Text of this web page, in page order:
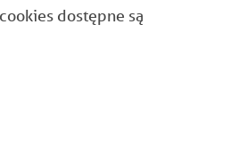
dostępne są